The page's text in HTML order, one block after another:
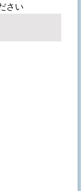
さい